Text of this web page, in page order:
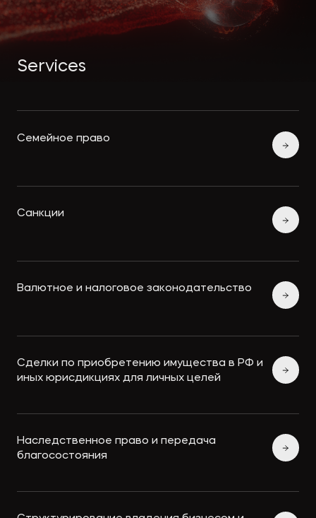
Services
Семейное право
Санкции
Валютное и налоговое законодательство
Сделки по приобретению имущества в РФ и
иных юрисдикциях для личных целей
Наследственное право и передача
благосостояния